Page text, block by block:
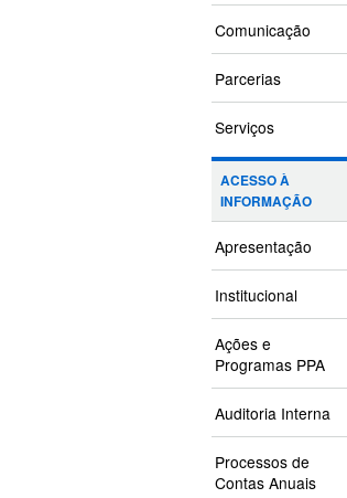
Comunicação
Parcerias
Serviços
ACESSO À
INFORMAÇÃO
Apresentação
Institucional
Ações e
Programas PPA
Auditoria Interna
Processos de
Contas Anuais